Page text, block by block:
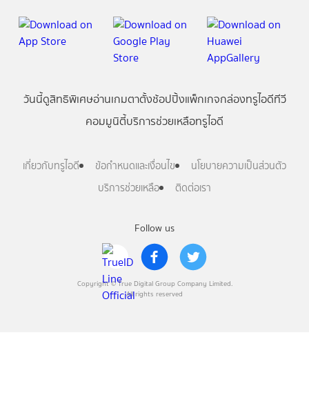
Follow us
Copyright © True Digital Group Company Limited.
All rights reserved
วันนี้ดูสิทธิพิเศษอ่านเกมตาตั้งช้อปปิ้งแพ็กเกจกล่องทรูไอดีทีวี
คอมมูนิตี้บริการช่วยเหลือทรูไอดี
เกี่ยวกับทรูไอดี ข้อกำหนดและเงื่อนไข
นโยบายความเป็นส่วนตัว
บริการช่วยเหลือ
ติดต่อเรา